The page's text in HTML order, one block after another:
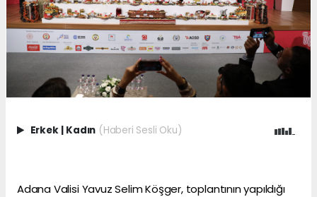
Erkek | Kadın (Haberi Sesli Oku)
Adana Valisi Yavuz Selim Köşger, toplantının yapıldığı